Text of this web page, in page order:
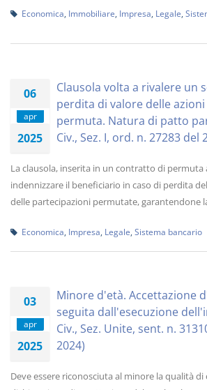
Economica Immobiliare Impresa Legale
06
apr
2025
Clausola volta a rivalere un
perdita di valore delle
permuta. Natura di patto
Civ., Sez. I, ord. n. 27283
La clausola, inserita in un contratto di permuta
indennizzare il beneficiario in caso di perdita
delle partecipazioni permutate, garantendone
Economica Impresa Legale Sistema bancario
03
apr
2025
Minore d'età. Accettazione
seguita dall'esecuzione
Civ., Sez. Unite, sent. n.
2024)
Deve essere riconosciuta al minore la qualità